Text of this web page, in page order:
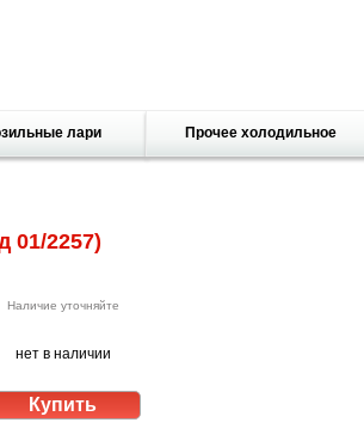
лари Прочее холодильное
01/2257)
Наличие уточняйте
нет в наличии